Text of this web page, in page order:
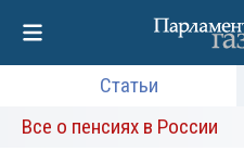
Статьи
Все о пенсиях в России